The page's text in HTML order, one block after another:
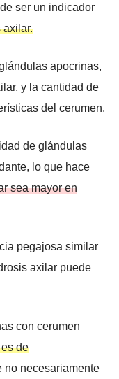
ser un indicador
axilar.
apocrinas,
y la cantidad de
del cerumen.
de glándulas
lo que hace
sea mayor en
pegajosa similar
axilar puede
con cerumen
de
no necesariamente